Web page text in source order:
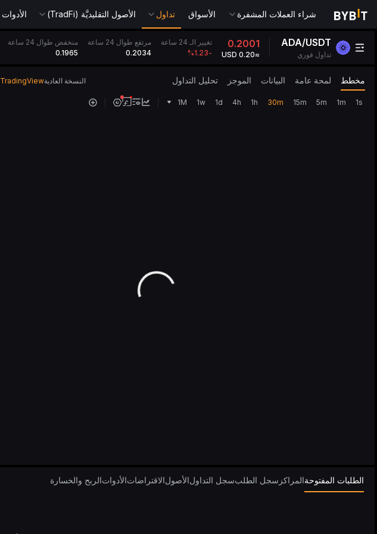
شراء العملات المشفرة الأسواق تداول الأصول التقليديَّة (TradFi) الأدوات
ADA/USDT
تداول فوري
0.2001
≈0.20 USD
تغيير الـ 24 ساعة
-1.23
%
مرتفع طوال 24 ساعة
0.2034
منخفض طوال 24 ساعة
0.1965
مخطط لمحة عامة البيانات الموجز تحليل التداول النسخة العاديةTradingView
1s
1m
5m
15m
30m
1h
4h
1d
1w
1M
الطلبات المفتوحةالمراكز سجل الطلبسجل التداولالأصولالاقتراضاتالأدواتالربح والخسارة